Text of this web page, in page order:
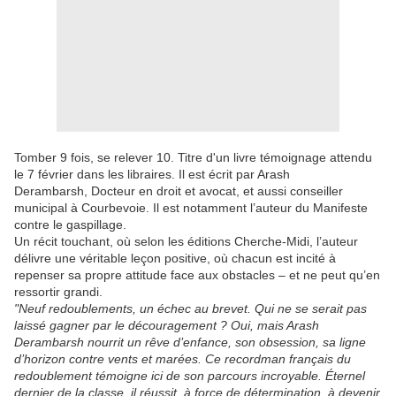
Tomber 9 fois, se relever 10. Titre d'un livre témoignage attendu
le 7 février dans les libraires. Il est écrit par Arash
Derambarsh, Docteur en droit et avocat, et aussi conseiller
municipal à Courbevoie. Il est notamment l’auteur du Manifeste
contre le gaspillage.
Un récit touchant, où selon les éditions Cherche-Midi, l’auteur
délivre une véritable leçon positive, où chacun est incité à
repenser sa propre attitude face aux obstacles – et ne peut qu’en
ressortir grandi.
"Neuf redoublements, un échec au brevet. Qui ne se serait pas
laissé gagner par le découragement ? Oui, mais Arash
Derambarsh nourrit un rêve d’enfance, son obsession, sa ligne
d’horizon contre vents et marées. Ce recordman français du
redoublement témoigne ici de son parcours incroyable. Éternel
dernier de la classe, il réussit, à force de détermination, à devenir